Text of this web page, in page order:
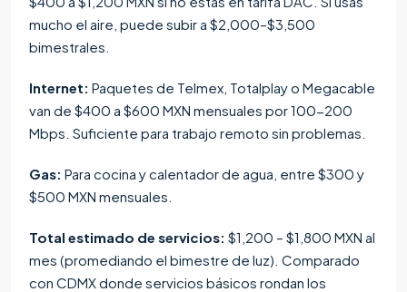
mucho el aire, puede subir a $2,000–$3,500
bimestrales.
Internet: Paquetes de Telmex, Totalplay o Megacable
van de $400 a $600 MXN mensuales por 100-200
Mbps. Suficiente para trabajo remoto sin problemas.
Gas: Para cocina y calentador de agua, entre $300 y
$500 MXN mensuales.
Total estimado de servicios: $1,200 – $1,800 MXN al
mes (promediando el bimestre de luz). Comparado
con CDMX donde servicios básicos rondan los